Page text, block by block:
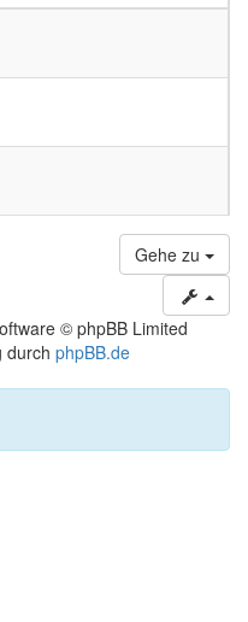
Gehe zu
© phpBB Limited
durch phpBB.de